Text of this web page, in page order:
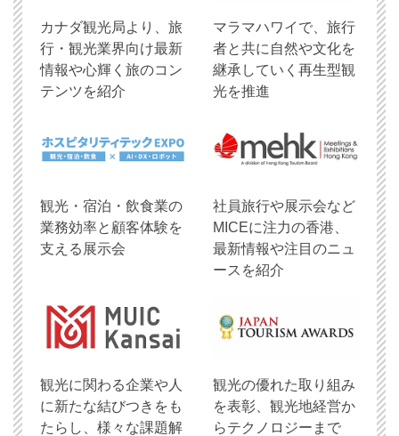
​カナダ観光局より、旅
行・観光業界向け最新
情報や心輝く旅のコン
テンツを紹介
マラマハワイで、旅行
者と共に自然や文化を
継承していく再生型観
光を推進
観光・宿泊・飲食業の
業務効率と顧客体験を
支える展示会
社員旅行や展示会など
MICEに注力の香港、
最新情報や注目のニュ
ースを紹介
観光に関わる企業や人
に新たな結びつきをも
たらし、様々な課題解
観光の優れた取り組み
を表彰、観光地経営か
らテクノロジーまで